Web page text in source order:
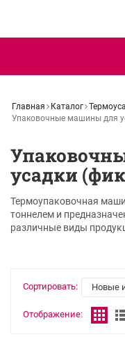
Главная Каталог
Упаковочные машины для
усадки
Термоупаковочная
тоннелем и
различные виды
Сортировать:
Отображение: